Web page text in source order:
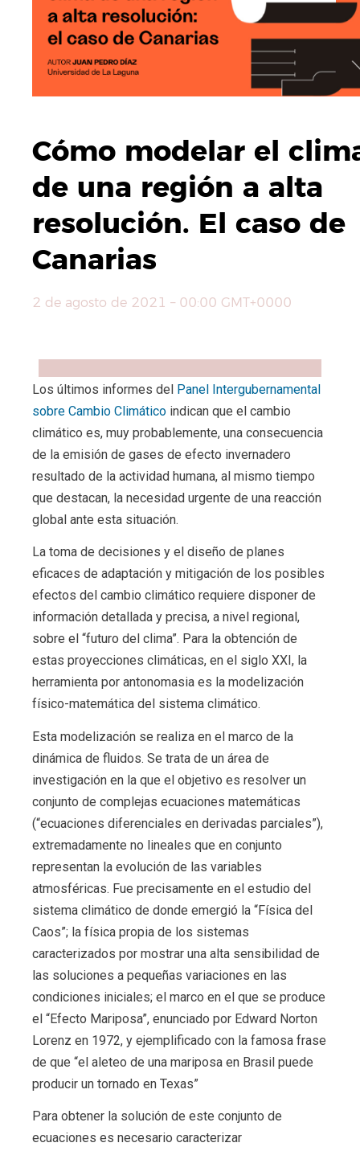
Cómo modelar el
de una región a alta
resolución. El caso de
Canarias
2 de agosto de 2021 – 00:00 GMT+0000
Facebook
X
WhatsApp
Copy
Los últimos informes del Panel Intergubernamental
sobre Cambio Climático indican que el cambio
climático es, muy probablemente, una consecuencia
de la emisión de gases de efecto invernadero
resultado de la actividad humana, al mismo tiempo
que destacan, la necesidad urgente de una reacción
global ante esta situación.
La toma de decisiones y el diseño de planes
eficaces de adaptación y mitigación de los posibles
efectos del cambio climático requiere disponer de
información detallada y precisa, a nivel regional,
sobre el “futuro del clima”. Para la obtención de
estas proyecciones climáticas, en el siglo XXI, la
herramienta por antonomasia es la modelización
físico-matemática del sistema climático.
Esta modelización se realiza en el marco de la
dinámica de fluidos. Se trata de un área de
investigación en la que el objetivo es resolver un
conjunto de complejas ecuaciones matemáticas
(“ecuaciones diferenciales en derivadas parciales”),
extremadamente no lineales que en conjunto
representan la evolución de las variables
atmosféricas. Fue precisamente en el estudio del
sistema climático de donde emergió la “Física del
Caos”; la física propia de los sistemas
caracterizados por mostrar una alta sensibilidad de
las soluciones a pequeñas variaciones en las
condiciones iniciales; el marco en el que se produce
el “Efecto Mariposa”, enunciado por Edward Norton
Lorenz en 1972, y ejemplificado con la famosa frase
de que “el aleteo de una mariposa en Brasil puede
producir un tornado en Texas”
Para obtener la solución de este conjunto de
ecuaciones es necesario caracterizar